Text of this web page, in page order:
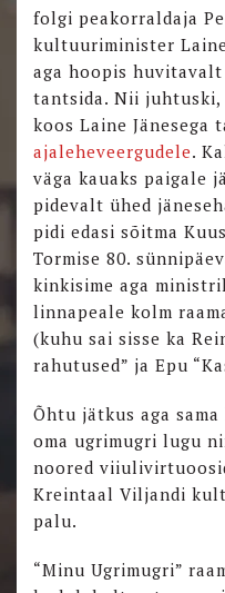
folgi peakorraldaja
kultuuriminister
aga hoopis
tantsida. Nii
koos Laine Jänesega
ajaleheveergudele.
väga kauaks paigale
pidevalt ühed
pidi edasi sõitma
Tormise 80.
kinkisime aga
linnapeale kolm
(kuhu sai sisse ka
rahutused” ja Epu
Õhtu jätkus aga
oma ugrimugri lugu
noored
Kreintaal Viljandi
palu.
“Minu Ugrimugri”